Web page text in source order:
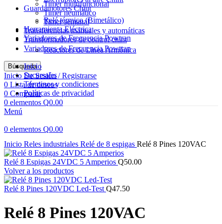
Timer multifuncional
Timer neumático
Timer semanal
Transferencias manuales y automáticas
Transformadores de control chint
Variadores de Frecuencia Powtran
Búsqueda
Inicio De Sesión / Registrarse
0 Lista de deseos
0 Comparar
0 elementos Q0.00
Menú
0 elementos Q0.00
Guardamotores Chint
Relé térmico (Bimetálico)
Herramienta Eléctrica
Variadores de Frecuencia Powtran
Reactores de Linea Armónica
Inicio
Sucursales
Términos y condiciones
Políticas de privacidad
Haga Click para agrandar
Inicio Reles industriales Relé de 8 espigas Relé 8 Pines 120VAC
Relé 8 Espigas 24VDC 5 Amperios Q50.00
Volver a los productos
Relé 8 Pines 120VDC Led-Test Q47.50
Relé 8 Pines 120VAC